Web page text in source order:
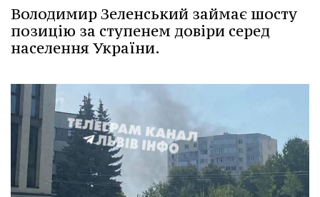
Володимир Зеленський займає шосту
позицію за ступенем довіри серед
населення України.